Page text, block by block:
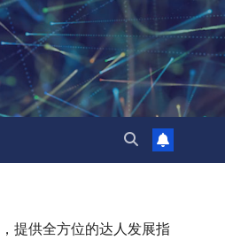
提供全方位的达人发展指